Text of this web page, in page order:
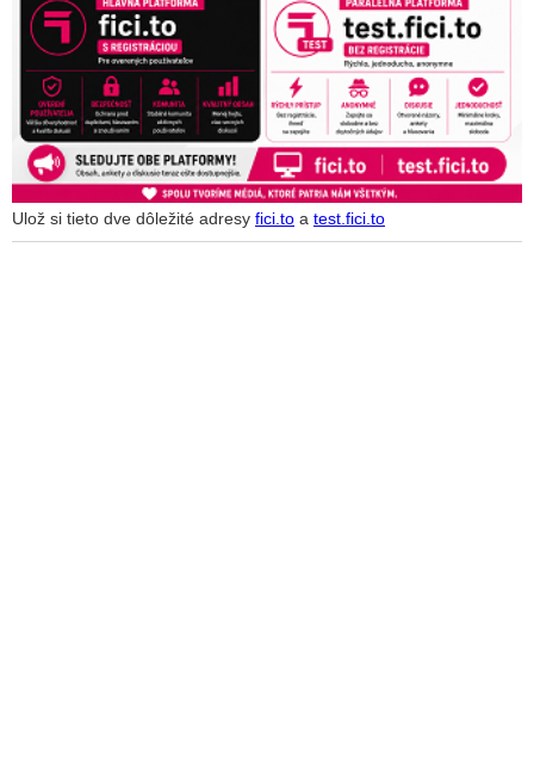
Ulož si tieto dve dôležité adresy fici.to a test.fici.to